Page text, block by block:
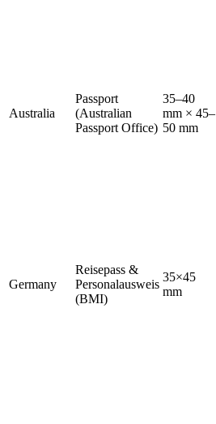
Australia
Passport
(Australian
Passport Office)
35–40
mm × 45–
50 mm
Germany
Reisepass &
Personalausweis
(BMI)
35×45
mm